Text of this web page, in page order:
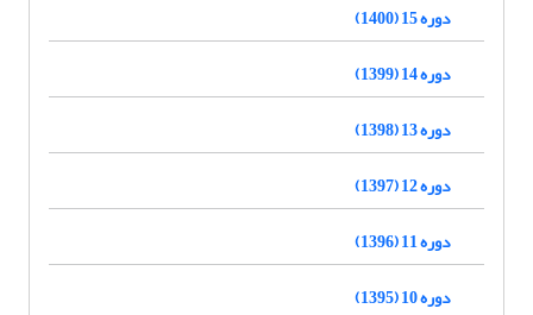
دوره 15 (1400)
دوره 14 (1399)
دوره 13 (1398)
دوره 12 (1397)
دوره 11 (1396)
دوره 10 (1395)